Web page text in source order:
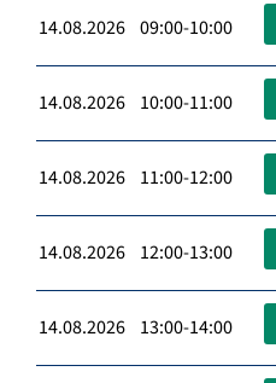
14.08.2026 09:00-10:00
14.08.2026 10:00-11:00
14.08.2026 11:00-12:00
14.08.2026 12:00-13:00
14.08.2026 13:00-14:00